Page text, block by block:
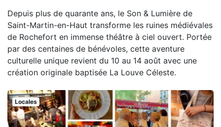
Depuis plus de quarante ans, le Son & Lumière de
Saint-Martin-en-Haut transforme les ruines médiévales
de Rochefort en immense théâtre à ciel ouvert. Portée
par des centaines de bénévoles, cette aventure
culturelle unique revient du 10 au 14 août avec une
création originale baptisée La Louve Céleste.
Locales